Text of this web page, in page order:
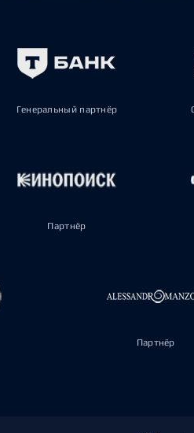
Генеральный партнёр
Партнёр
Партнёр